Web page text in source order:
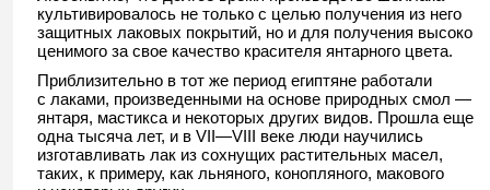
культивировалось не только с целью получения из него
защитных лаковых покрытий, но и для получения высоко
ценимого за свое качество красителя янтарного цвета.
Приблизительно в тот же период египтяне работали
с лаками, произведенными на основе природных смол —
янтаря, мастикса и некоторых других видов. Прошла еще
одна тысяча лет, и в VII—VIII веке люди научились
изготавливать лак из сохнущих растительных масел,
таких, к примеру, как льняного, конопляного, макового